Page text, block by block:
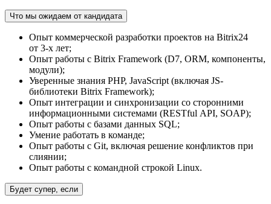
Что мы ожидаем от кандидата
Опыт коммерческой разработки проектов на Bitrix24
от 3-х лет;
Опыт работы с Bitrix Framework (D7, ORM, компоненты,
модули);
Уверенные знания PHP, JavaScript (включая JS-
библиотеки Bitrix Framework);
Опыт интеграции и синхронизации со сторонними
информационными системами (RESTful API, SOAP);
Опыт работы с базами данных SQL;
Умение работать в команде;
Опыт работы с Git, включая решение конфликтов при
слиянии;
Опыт работы с командной строкой Linux.
Будет супер, если